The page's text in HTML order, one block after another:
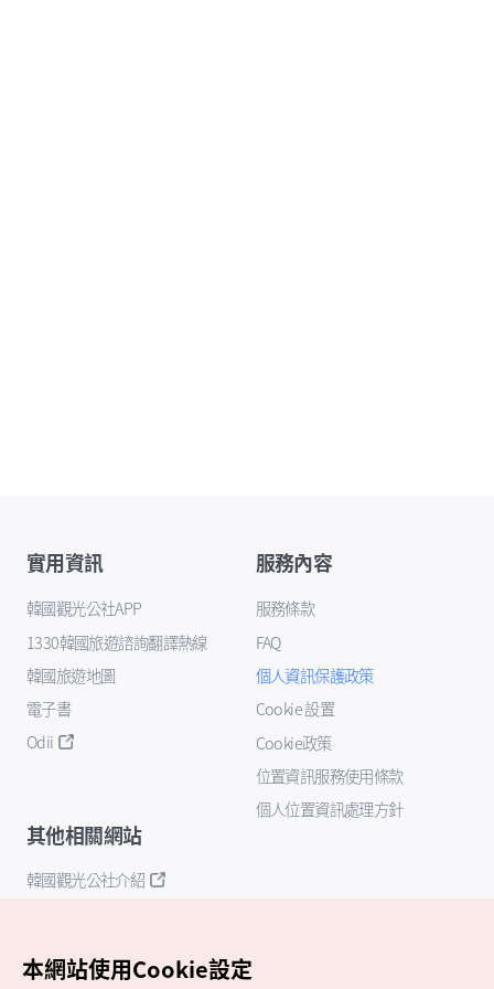
實用資訊
韓國觀光公社APP
1330韓國旅遊諮詢翻譯熱線
韓國旅遊地圖
電子書
Odii
服務內容
服務條款
FAQ
個人資訊保護政策
Cookie 設置
Cookie政策
位置資訊服務使用條款
個人位置資訊處理方針
其他相關網站
韓國觀光公社介紹
本網站使用Cookie設定